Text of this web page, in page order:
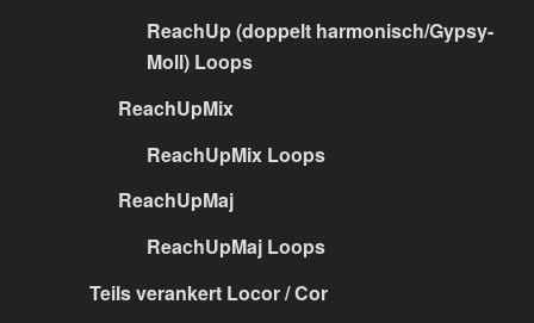
ReachUp (doppelt harmonisch/Gypsy-
Moll) Loops
ReachUpMix
ReachUpMix Loops
ReachUpMaj
ReachUpMaj Loops
Teils verankert Locor / Cor